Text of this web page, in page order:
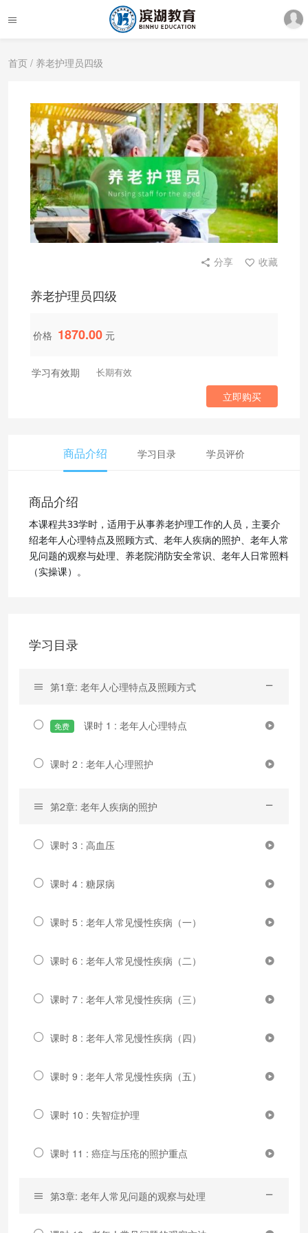
首页 / 养老护理员四级
分享 收藏
养老护理员四级
价格 1870.00 元
学习有效期 长期有效
立即购买
商品介绍 学习目录 学员评价
商品介绍
本课程共33学时，适用于从事养老护理工作的人员，主要介
绍老年人心理特点及照顾方式、老年人疾病的照护、老年人常
见问题的观察与处理、养老院消防安全常识、老年人日常照料
（实操课）。
学习目录
第1章: 老年人心理特点及照顾方式
免费 课时 1 : 老年人心理特点
课时 2 : 老年人心理照护
第2章: 老年人疾病的照护
课时 3 : 高血压
课时 4 : 糖尿病
课时 5 : 老年人常见慢性疾病（一）
课时 6 : 老年人常见慢性疾病（二）
课时 7 : 老年人常见慢性疾病（三）
课时 8 : 老年人常见慢性疾病（四）
课时 9 : 老年人常见慢性疾病（五）
课时 10 : 失智症护理
课时 11 : 癌症与压疮的照护重点
第3章: 老年人常见问题的观察与处理